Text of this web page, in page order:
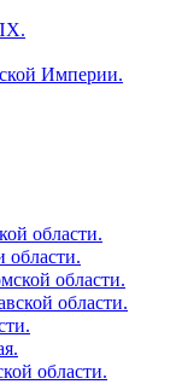
Империи.
области.
области.
области.
области.